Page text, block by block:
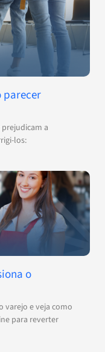
parecer
a
los:
o
varejo e veja como
para reverter